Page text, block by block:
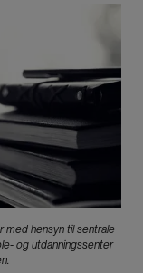
med hensyn til sentrale
og utdanningssenter